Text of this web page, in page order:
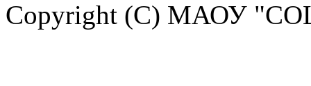
Copyright (C) МАОУ